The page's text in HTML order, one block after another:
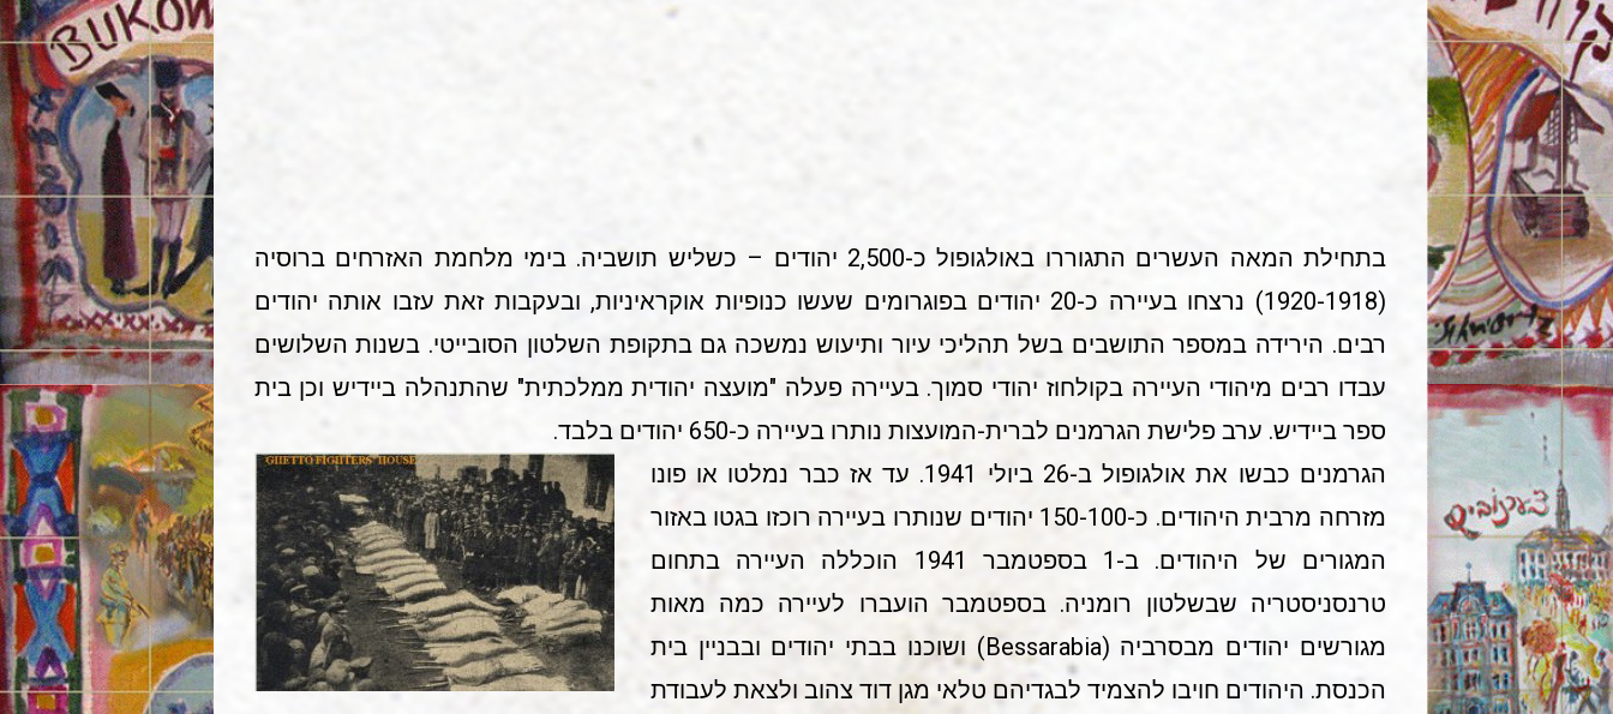
בתחילת המאה העשרים התגוררו באולגופול כ-2,500 יהודים – כשליש תושביה. בימי מלחמת האזרחים ברוסיה
(1920-1918) נרצחו בעיירה כ-20 יהודים בפוגרומים שעשו כנופיות אוקראיניות, ובעקבות זאת עזבו אותה יהודים
רבים. הירידה במספר התושבים בשל תהליכי עיור ותיעוש נמשכה גם בתקופת השלטון הסובייטי. בשנות השלושים
עבדו רבים מיהודי העיירה בקולחוז יהודי סמוך. בעיירה פעלה "מועצה יהודית ממלכתית" שהתנהלה ביידיש וכן בית
ספר ביידיש. ערב פלישת הגרמנים לברית-המועצות נותרו בעיירה כ-650 יהודים בלבד.
הגרמנים כבשו את אולגופול ב-26 ביולי 1941. עד אז כבר נמלטו או פונו
מזרחה מרבית היהודים. כ-150-100 יהודים שנותרו בעיירה רוכזו בגטו באזור
המגורים של היהודים. ב-1 בספטמבר 1941 הוכללה העיירה בתחום
טרנסניסטריה שבשלטון רומניה. בספטמבר הועברו לעיירה כמה מאות
מגורשים יהודים מבסרביה (Bessarabia) ושוכנו בבתי יהודים ובבניין בית
הכנסת. היהודים חויבו להצמיד לבגדיהם טלאי מגן דוד צהוב ולצאת לעבודת